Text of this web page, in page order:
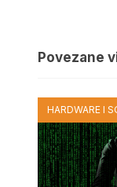
Povezane
HARDWARE I